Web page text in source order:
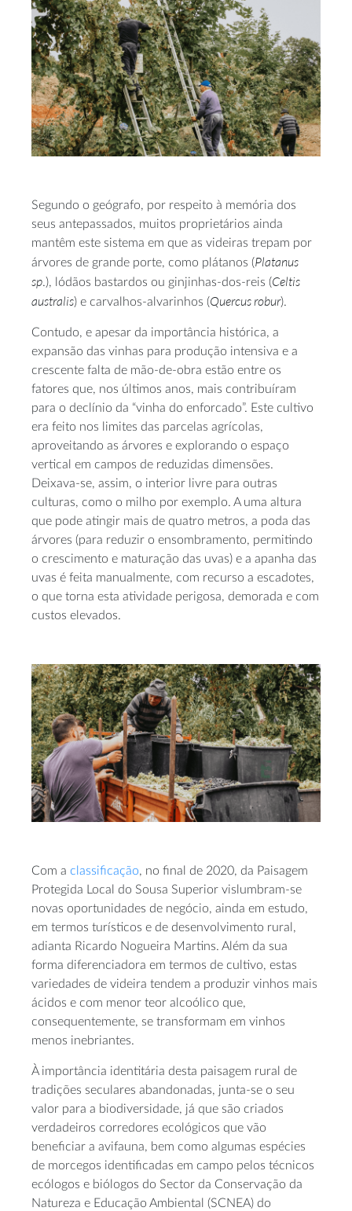
Segundo o geógrafo, por respeito à memória dos
seus antepassados, muitos proprietários ainda
mantêm este sistema em que as videiras trepam por
árvores de grande porte, como plátanos (Platanus
sp.), lódãos bastardos ou ginjinhas-dos-reis (Celtis
australis) e carvalhos-alvarinhos (Quercus robur).
Contudo, e apesar da importância histórica, a
expansão das vinhas para produção intensiva e a
crescente falta de mão-de-obra estão entre os
fatores que, nos últimos anos, mais contribuíram
para o declínio da “vinha do enforcado”. Este cultivo
era feito nos limites das parcelas agrícolas,
aproveitando as árvores e explorando o espaço
vertical em campos de reduzidas dimensões.
Deixava-se, assim, o interior livre para outras
culturas, como o milho por exemplo. A uma altura
que pode atingir mais de quatro metros, a poda das
árvores (para reduzir o ensombramento, permitindo
o crescimento e maturação das uvas) e a apanha das
uvas é feita manualmente, com recurso a escadotes,
o que torna esta atividade perigosa, demorada e com
custos elevados.
Com a classificação, no final de 2020, da Paisagem
Protegida Local do Sousa Superior vislumbram-se
novas oportunidades de negócio, ainda em estudo,
em termos turísticos e de desenvolvimento rural,
adianta Ricardo Nogueira Martins. Além da sua
forma diferenciadora em termos de cultivo, estas
variedades de videira tendem a produzir vinhos mais
ácidos e com menor teor alcoólico que,
consequentemente, se transformam em vinhos
menos inebriantes.
À importância identitária desta paisagem rural de
tradições seculares abandonadas, junta-se o seu
valor para a biodiversidade, já que são criados
verdadeiros corredores ecológicos que vão
beneficiar a avifauna, bem como algumas espécies
de morcegos identificadas em campo pelos técnicos
ecólogos e biólogos do Sector da Conservação da
Natureza e Educação Ambiental (SCNEA) do